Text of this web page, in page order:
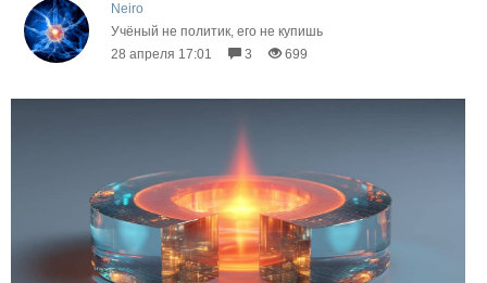
Neiro
Учёный не политик, его не купишь
28 апреля 17:01
3 699